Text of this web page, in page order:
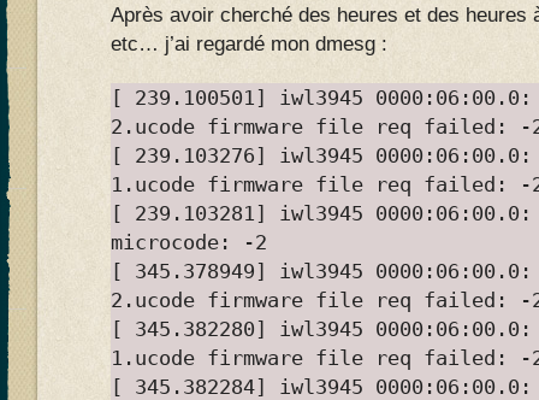
Après avoir cherché des heures et des heures
etc… j’ai regardé mon dmesg :
[ 239.100501] iwl3945
2.ucode firmware file req failed: -
[ 239.103276] iwl3945
1.ucode firmware file req failed: -
[ 239.103281] iwl3945
microcode: -2
[ 345.378949] iwl3945
2.ucode firmware file req failed: -
[ 345.382280] iwl3945
1.ucode firmware file req failed: -
[ 345.382284] iwl3945